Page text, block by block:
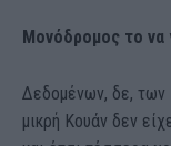
Μονόδρομος το να
Δεδομένων, δε, των
μικρή Κουάν δεν